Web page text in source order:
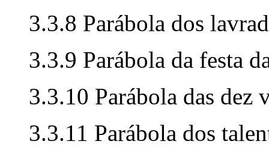
3.3.8 Parábola dos
3.3.9 Parábola da festa
3.3.10 Parábola das
3.3.11 Parábola dos